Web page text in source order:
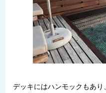
デッキにはハンモックもあ